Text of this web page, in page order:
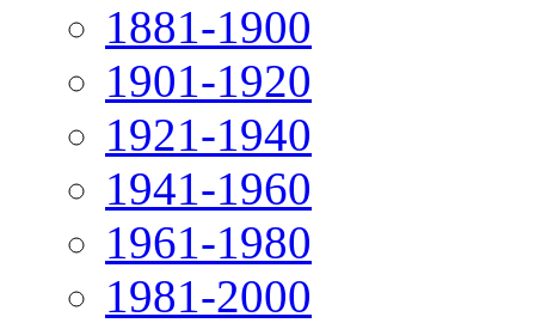
1881-1900
1901-1920
1921-1940
1941-1960
1961-1980
1981-2000